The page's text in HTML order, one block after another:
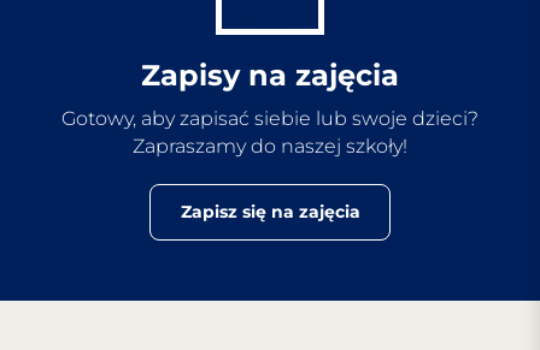
Zapisy na zajęcia
Gotowy, aby zapisać siebie lub swoje dzieci?
Zapraszamy do naszej szkoły!
Zapisz się na zajęcia